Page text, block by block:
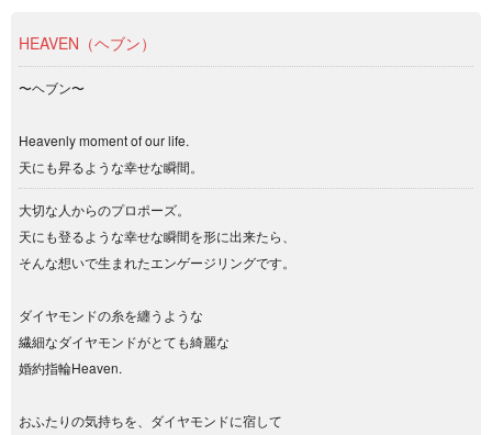
HEAVEN（ヘブン）
〜ヘブン〜
Heavenly moment of our life.
天にも昇るような幸せな瞬間。
大切な人からのプロポーズ。
天にも登るような幸せな瞬間を形に出来たら、
そんな想いで生まれたエンゲージリングです。
ダイヤモンドの糸を纏うような
繊細なダイヤモンドがとても綺麗な
婚約指輪Heaven.
おふたりの気持ちを、ダイヤモンドに宿して